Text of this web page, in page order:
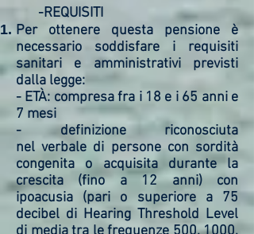
-REQUISITI
Per ottenere questa pensione è
necessario soddisfare i requisiti
sanitari e amministrativi previsti
dalla legge:
- ETÀ: compresa fra i 18 e i 65 anni e
7 mesi
- definizione riconosciuta
nel verbale di persone con sordità
congenita o acquisita durante la
crescita (fino a 12 anni) con
ipoacusia (pari o superiore a 75
decibel di Hearing Threshold Level